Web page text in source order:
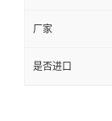
厂家
是否进口